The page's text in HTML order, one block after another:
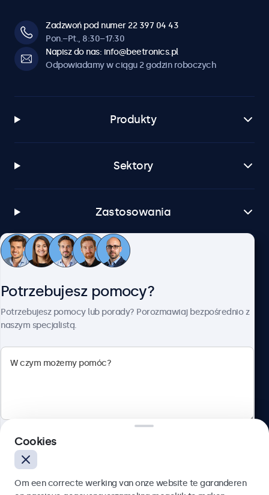
Zadzwoń pod numer 22 397 04 43
Pon.–Pt., 8:30–17:30
Napisz do nas: info@beetronics.pl
Odpowiadamy w ciągu 2 godzin roboczych
Produkty
Sektory
Zastosowania
Obsługa klienta
Polski
Potrzebujesz pomocy?
Potrzebujesz pomocy lub porady? Porozmawiaj bezpośrednio z
naszym specjalistą.
Wyślij
Cookies
Om een correcte werking van onze website te garanderen